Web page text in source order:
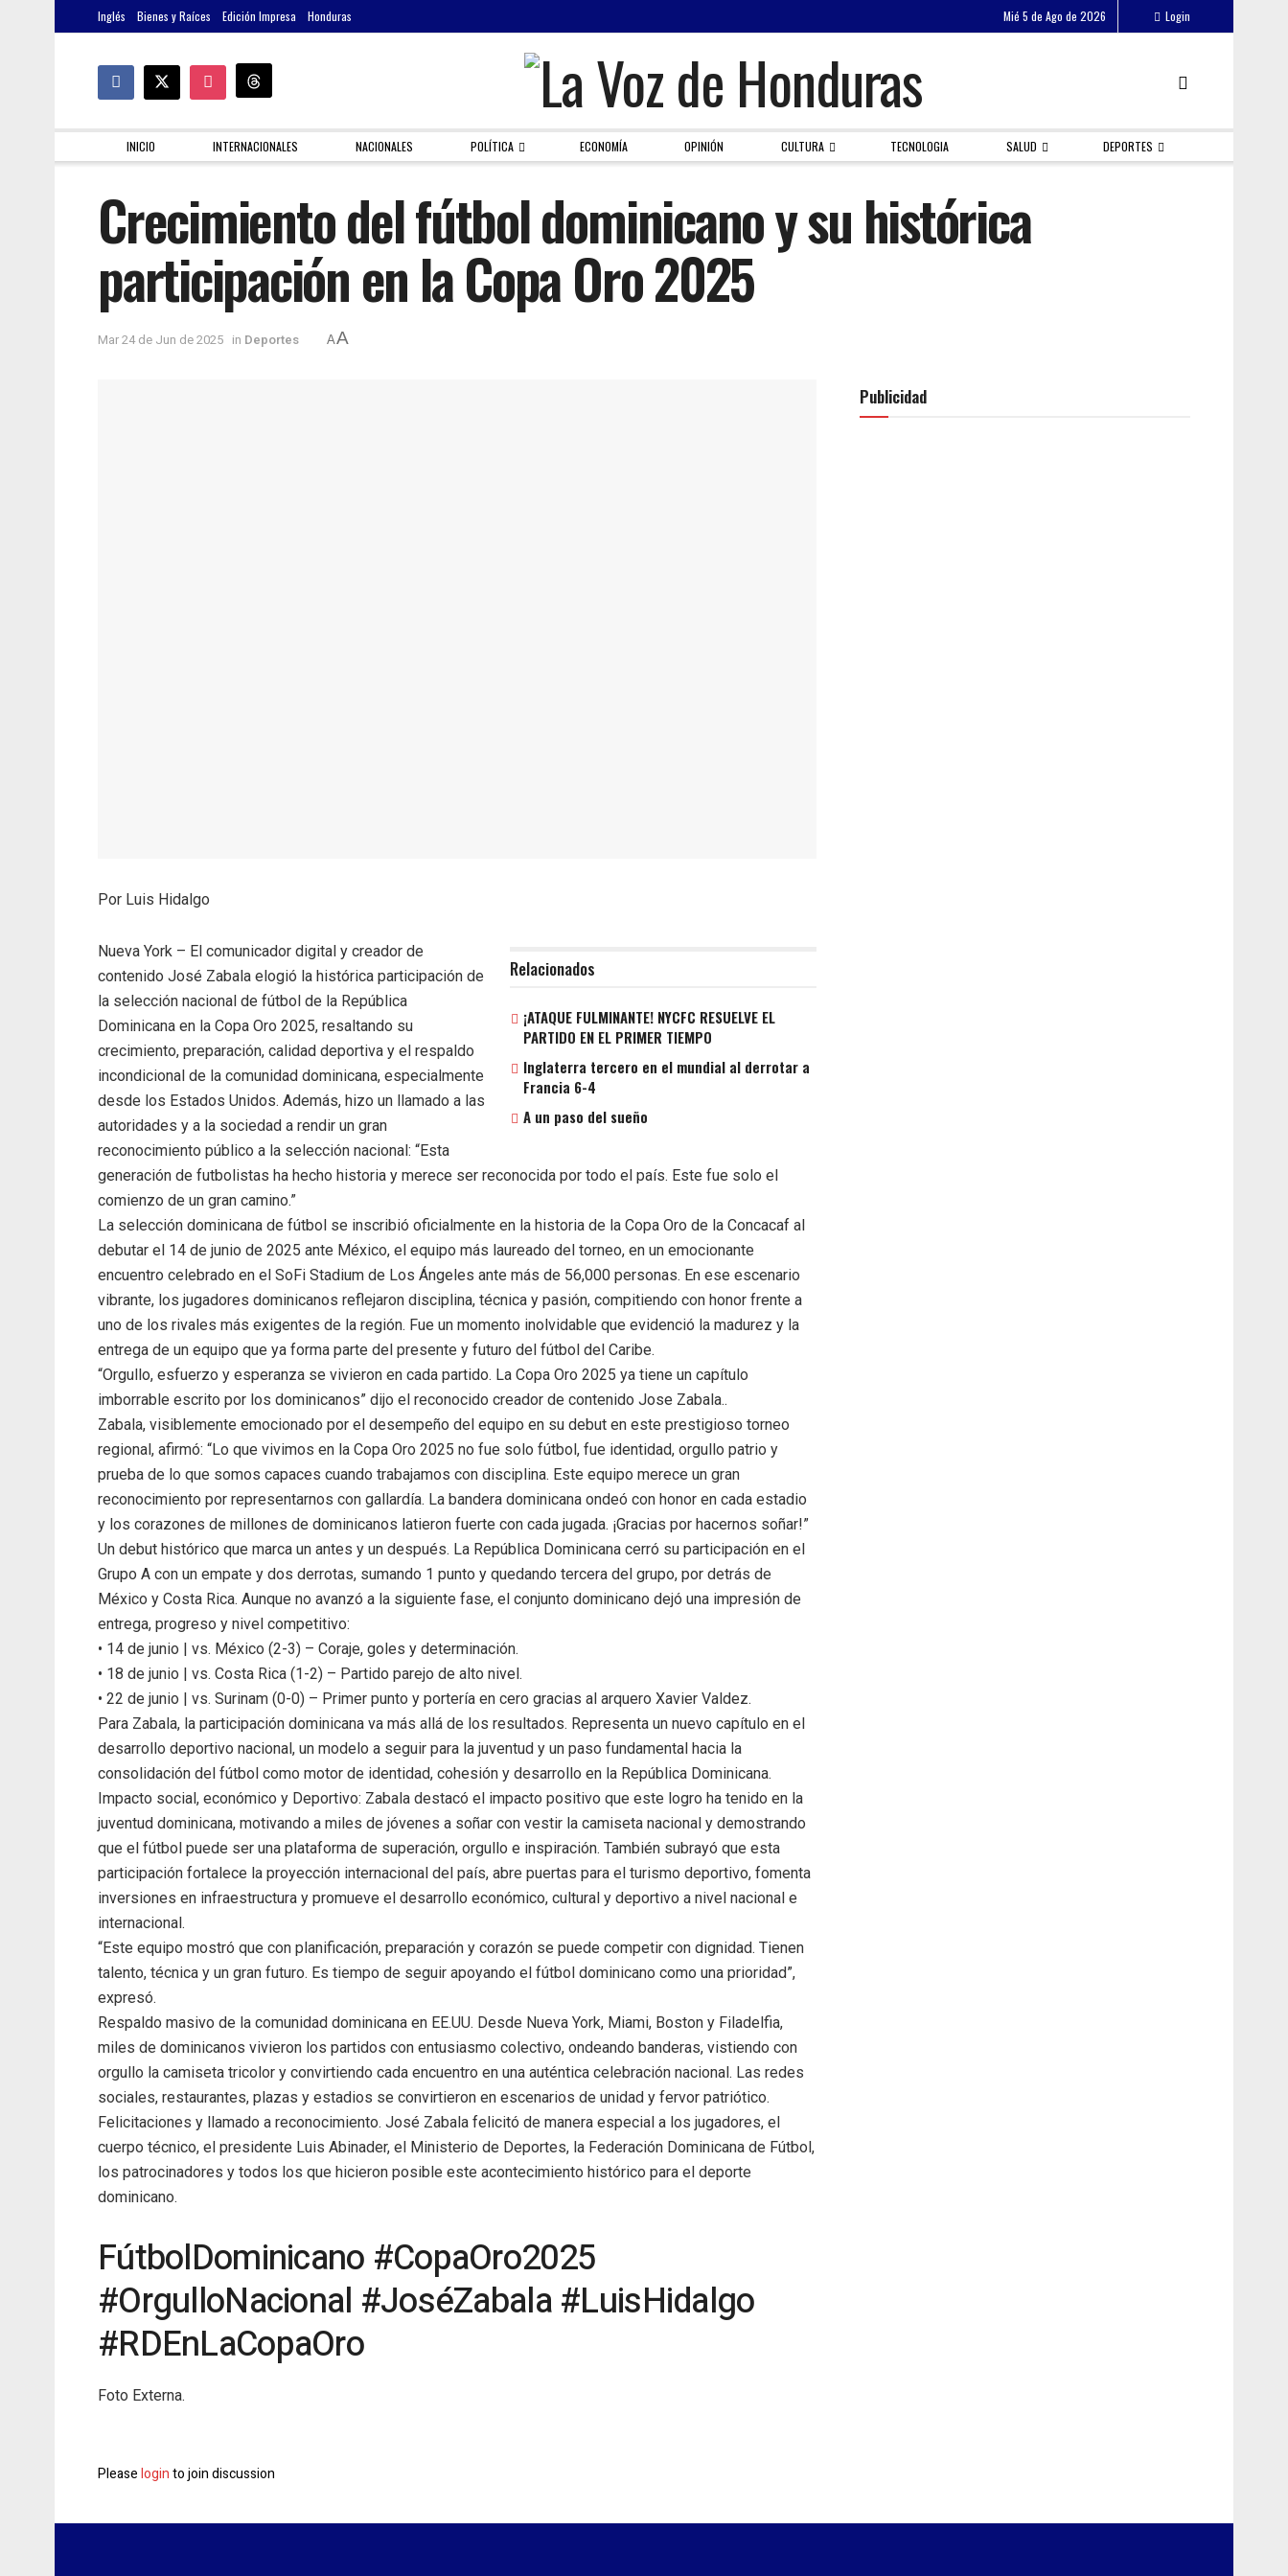
Inglés Bienes y Raíces Edición Impresa Honduras Mié 5 de Ago de 2026 Login
INICIO INTERNACIONALES NACIONALES POLÍTICA ECONOMÍA OPINIÓN CULTURA TECNOLOGIA SALUD DEPORTES
Crecimiento del fútbol dominicano y su histórica
participación en la Copa Oro 2025
Mar 24 de Jun de 2025 in Deportes AA
Por Luis Hidalgo
Relacionados
¡ATAQUE FULMINANTE! NYCFC RESUELVE EL
PARTIDO EN EL PRIMER TIEMPO
Inglaterra tercero en el mundial al derrotar a
Francia 6-4
A un paso del sueño
Nueva York – El comunicador digital y creador de
contenido José Zabala elogió la histórica participación de
la selección nacional de fútbol de la República
Dominicana en la Copa Oro 2025, resaltando su
crecimiento, preparación, calidad deportiva y el respaldo
incondicional de la comunidad dominicana, especialmente
desde los Estados Unidos. Además, hizo un llamado a las
autoridades y a la sociedad a rendir un gran
reconocimiento público a la selección nacional: “Esta
generación de futbolistas ha hecho historia y merece ser reconocida por todo el país. Este fue solo el
comienzo de un gran camino.”
La selección dominicana de fútbol se inscribió oficialmente en la historia de la Copa Oro de la Concacaf al
debutar el 14 de junio de 2025 ante México, el equipo más laureado del torneo, en un emocionante
encuentro celebrado en el SoFi Stadium de Los Ángeles ante más de 56,000 personas. En ese escenario
vibrante, los jugadores dominicanos reflejaron disciplina, técnica y pasión, compitiendo con honor frente a
uno de los rivales más exigentes de la región. Fue un momento inolvidable que evidenció la madurez y la
entrega de un equipo que ya forma parte del presente y futuro del fútbol del Caribe.
“Orgullo, esfuerzo y esperanza se vivieron en cada partido. La Copa Oro 2025 ya tiene un capítulo
imborrable escrito por los dominicanos” dijo el reconocido creador de contenido Jose Zabala..
Zabala, visiblemente emocionado por el desempeño del equipo en su debut en este prestigioso torneo
regional, afirmó: “Lo que vivimos en la Copa Oro 2025 no fue solo fútbol, fue identidad, orgullo patrio y
prueba de lo que somos capaces cuando trabajamos con disciplina. Este equipo merece un gran
reconocimiento por representarnos con gallardía. La bandera dominicana ondeó con honor en cada estadio
y los corazones de millones de dominicanos latieron fuerte con cada jugada. ¡Gracias por hacernos soñar!”
Un debut histórico que marca un antes y un después. La República Dominicana cerró su participación en el
Grupo A con un empate y dos derrotas, sumando 1 punto y quedando tercera del grupo, por detrás de
México y Costa Rica. Aunque no avanzó a la siguiente fase, el conjunto dominicano dejó una impresión de
entrega, progreso y nivel competitivo:
• 14 de junio | vs. México (2-3) – Coraje, goles y determinación.
• 18 de junio | vs. Costa Rica (1-2) – Partido parejo de alto nivel.
• 22 de junio | vs. Surinam (0-0) – Primer punto y portería en cero gracias al arquero Xavier Valdez.
Para Zabala, la participación dominicana va más allá de los resultados. Representa un nuevo capítulo en el
desarrollo deportivo nacional, un modelo a seguir para la juventud y un paso fundamental hacia la
consolidación del fútbol como motor de identidad, cohesión y desarrollo en la República Dominicana.
Impacto social, económico y Deportivo: Zabala destacó el impacto positivo que este logro ha tenido en la
juventud dominicana, motivando a miles de jóvenes a soñar con vestir la camiseta nacional y demostrando
que el fútbol puede ser una plataforma de superación, orgullo e inspiración. También subrayó que esta
participación fortalece la proyección internacional del país, abre puertas para el turismo deportivo, fomenta
inversiones en infraestructura y promueve el desarrollo económico, cultural y deportivo a nivel nacional e
internacional.
“Este equipo mostró que con planificación, preparación y corazón se puede competir con dignidad. Tienen
talento, técnica y un gran futuro. Es tiempo de seguir apoyando el fútbol dominicano como una prioridad”,
expresó.
Respaldo masivo de la comunidad dominicana en EE.UU. Desde Nueva York, Miami, Boston y Filadelfia,
miles de dominicanos vivieron los partidos con entusiasmo colectivo, ondeando banderas, vistiendo con
orgullo la camiseta tricolor y convirtiendo cada encuentro en una auténtica celebración nacional. Las redes
sociales, restaurantes, plazas y estadios se convirtieron en escenarios de unidad y fervor patriótico.
Felicitaciones y llamado a reconocimiento. José Zabala felicitó de manera especial a los jugadores, el
cuerpo técnico, el presidente Luis Abinader, el Ministerio de Deportes, la Federación Dominicana de Fútbol,
los patrocinadores y todos los que hicieron posible este acontecimiento histórico para el deporte
dominicano.
FútbolDominicano #CopaOro2025
#OrgulloNacional #JoséZabala #LuisHidalgo
#RDEnLaCopaOro
Foto Externa.
Pleaseloginto join discussion
Publicidad